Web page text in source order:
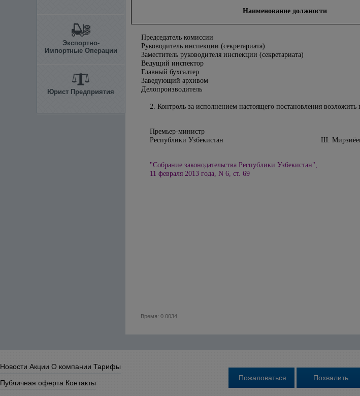
Экспортно-
Импортные Операции
Юрист Предприятия
Наименование должности
Председатель комиссии
Руководитель инспекции (секретариата)
Заместитель руководителя инспекции (секретариата)
Ведущий инспектор
Главный бухгалтер
Заведующий архивом
Делопроизводитель
2. Контроль за исполнением настоящего постановления
Премьер-министр
Республики Узбекистан Ш.
"Собрание законодательства Республики Узбекистан",
11 февраля 2013 года, N 6, ст. 69
Время: 0.0034
Новости Акции О компании Тарифы
Публичная оферта Контакты